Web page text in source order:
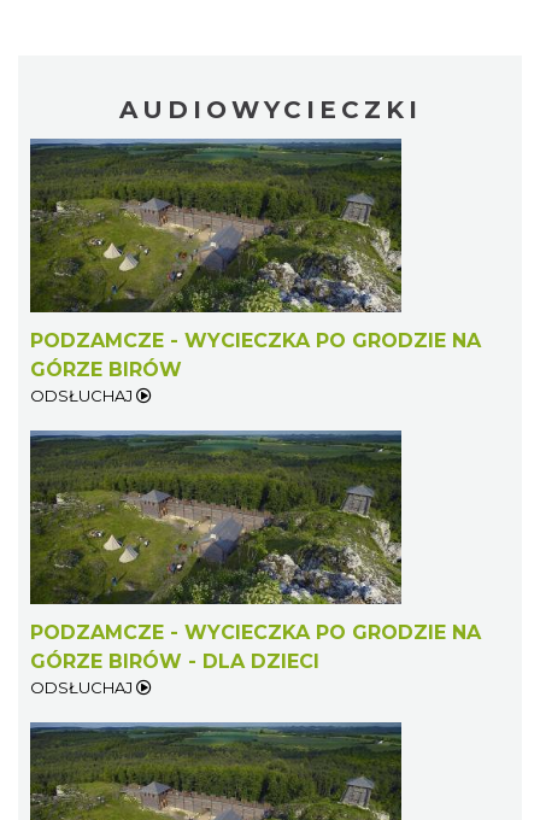
AUDIOWYCIECZKI
PODZAMCZE - WYCIECZKA PO GRODZIE NA
GÓRZE BIRÓW
ODSŁUCHAJ
PODZAMCZE - WYCIECZKA PO GRODZIE NA
GÓRZE BIRÓW - DLA DZIECI
ODSŁUCHAJ